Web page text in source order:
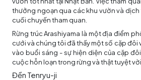
thưởng ngoạn qua các khu vườn và
cuối chuyến tham quan.
Rừng trúc Arashiyama là một địa điểm
cưới và chúng tôi đã thấy một số cặp đôi
vào buổi sáng - sự hiện diện của cặp
cuộc hỗn loạn trong rừng và thật tuyệt
Đền Tenryu-ji